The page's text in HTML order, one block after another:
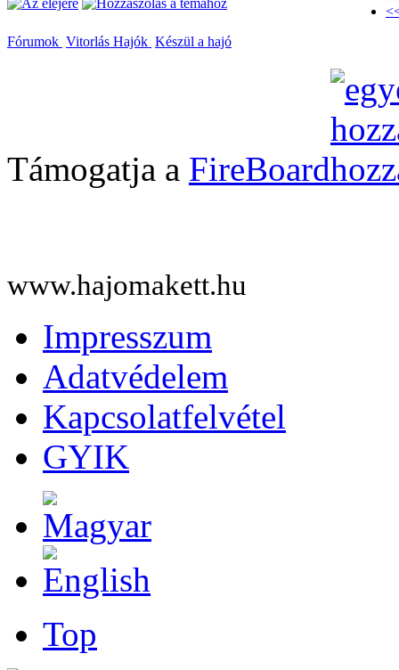
Fórumok Vitorlás Hajók Készül a hajó
Támogatja a FireBoard
www.hajomakett.hu
Impresszum
Adatvédelem
Kapcsolatfelvétel
GYIK
Top